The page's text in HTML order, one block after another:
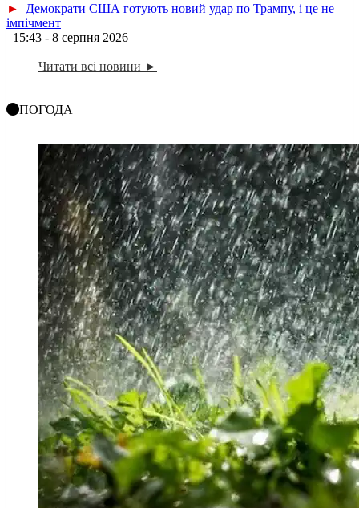
►
Демократи США готують новий удар по Трампу, і це не
імпічмент
15:43 - 8 серпня 2026
Читати всі новини ►
ПОГОДА